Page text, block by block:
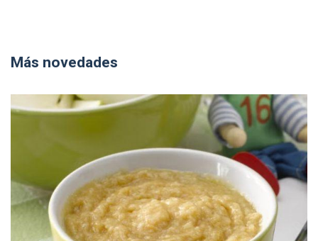
Más novedades